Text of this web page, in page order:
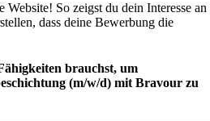
So zeigst du dein Interesse an
dass deine Bewerbung die
brauchst, um
(m/w/d) mit Bravour zu